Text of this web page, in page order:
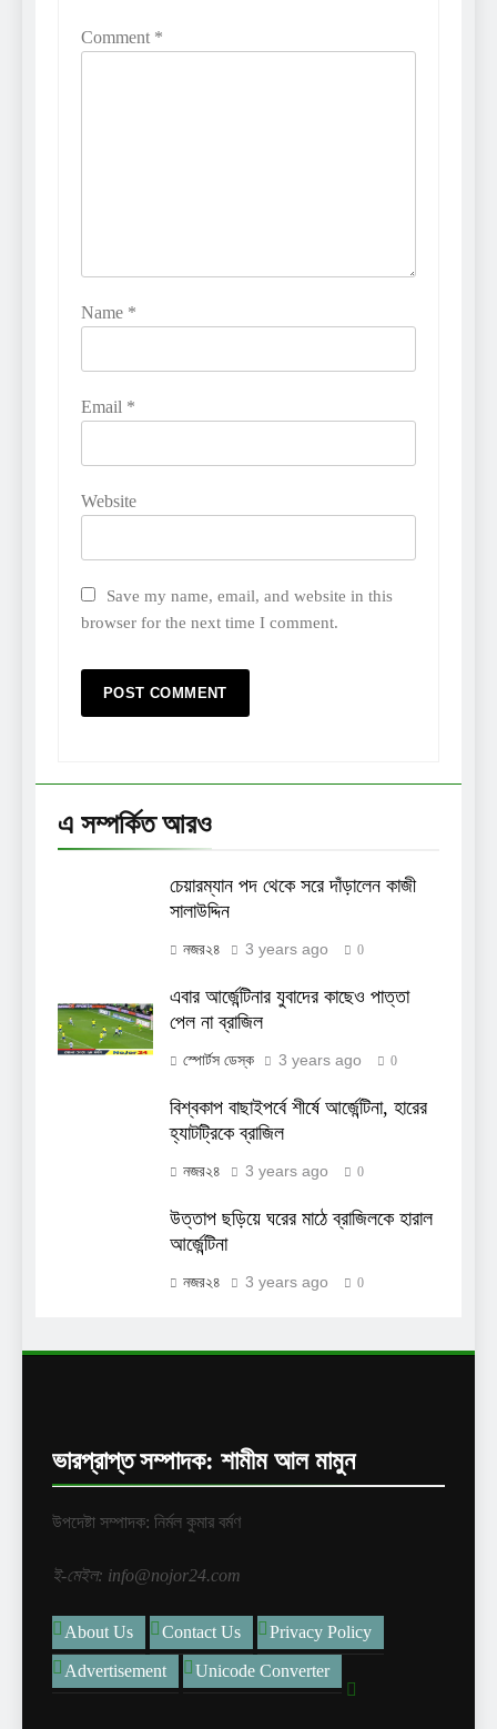
Comment *
Name *
Email *
Website
Save my name, email, and website in this
browser for the next time I comment.
এ সম্পর্কিত আরও
চেয়ারম্যান পদ থেকে সরে দাঁড়ালেন কাজী
সালাউদ্দিন
নজর২৪ 3 years ago 0
এবার আর্জেন্টিনার যুবাদের কাছেও পাত্তা
পেল না ব্রাজিল
স্পোর্টস ডেস্ক 3 years ago 0
বিশ্বকাপ বাছাইপর্বে শীর্ষে আর্জেন্টিনা, হারের
হ্যাটট্রিকে ব্রাজিল
নজর২৪ 3 years ago 0
উত্তাপ ছড়িয়ে ঘরের মাঠে ব্রাজিলকে হারাল
আর্জেন্টিনা
নজর২৪ 3 years ago 0
ভারপ্রাপ্ত সম্পাদক: শামীম আল মামুন
উপদেষ্টা সম্পাদক: নির্মল কুমার বর্মণ
ই-মেইল: info@nojor24.com
About Us Contact Us Privacy Policy
Advertisement Unicode Converter